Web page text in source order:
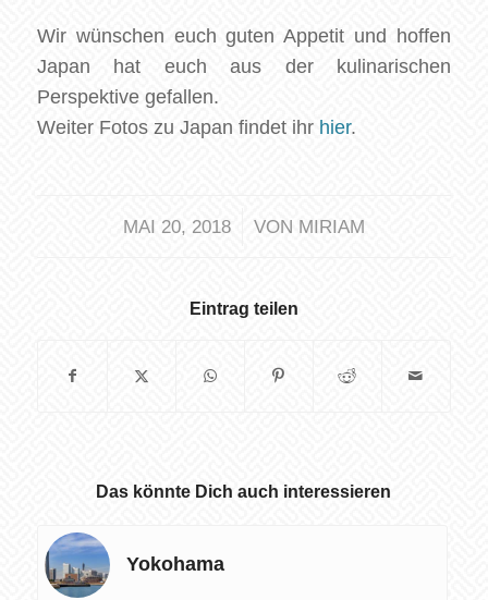
Wir wünschen euch guten Appetit und hoffen
Japan hat euch aus der kulinarischen
Perspektive gefallen.
Weiter Fotos zu Japan findet ihr hier.
MAI 20, 2018
/ VON MIRIAM
Eintrag teilen
Das könnte Dich auch interessieren
Yokohama